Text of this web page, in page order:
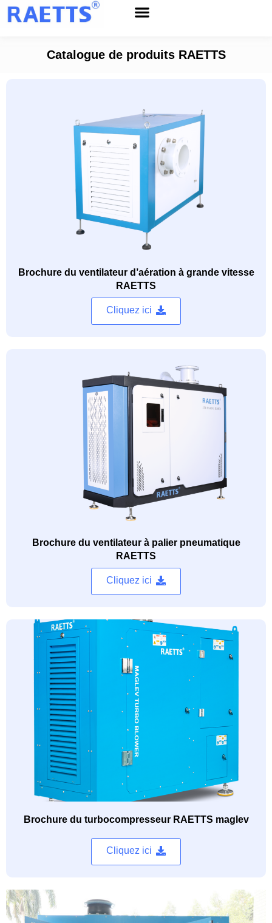
Catalogue de produits RAETTS
Brochure du ventilateur d’aération à grande vitesse
RAETTS
Cliquez ici
Brochure du ventilateur à palier pneumatique
RAETTS
Cliquez ici
Brochure du turbocompresseur RAETTS maglev
Cliquez ici